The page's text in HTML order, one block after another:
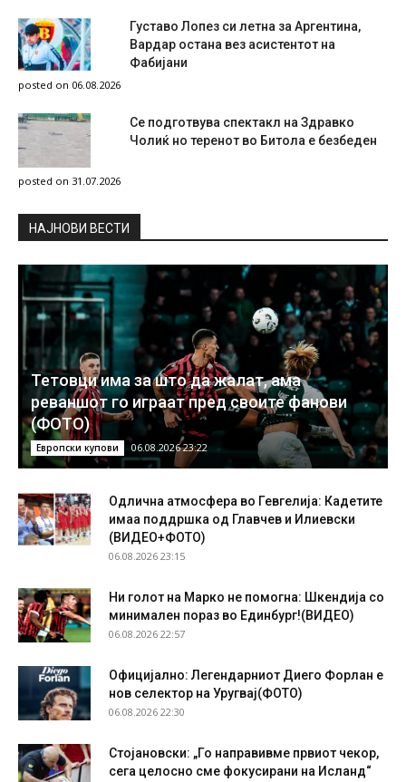
Густаво Лопез си летна за Аргентина,
Вардар остана вез асистентот на
Фабијани
posted on 06.08.2026
Се подготвува спектакл на Здравко
Чолиќ но теренот во Битола е безбеден
posted on 31.07.2026
НAЈНОВИ ВЕСТИ
Тетовци има за што да жалат, ама
реваншот го играат пред своите фанови
(ФОТО)
Европски купови 06.08.2026 23:22
Одлична атмосфера во Гевгелија: Кадетите
имаа поддршка од Главчев и Илиевски
(ВИДЕО+ФОТО)
06.08.2026 23:15
Ни голот на Марко не помогна: Шкендија со
минимален пораз во Единбург!(ВИДЕО)
06.08.2026 22:57
Официјално: Легендарниот Диего Форлан е
нов селектор на Уругвај(ФОТО)
06.08.2026 22:30
Стојановски: „Го направивме првиот чекор,
сега целосно сме фокусирани на Исланд“